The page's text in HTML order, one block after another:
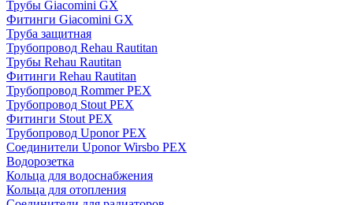
Трубы Giacomini GX
Фитинги Giacomini GX
Труба защитная
Трубопровод Rehau Rautitan
Трубы Rehau Rautitan
Фитинги Rehau Rautitan
Трубопровод Rommer PEX
Трубопровод Stout PEX
Фитинги Stout PEX
Трубопровод Uponor PEX
Соединители Uponor Wirsbo PEX
Водорозетка
Кольца для водоснабжения
Кольца для отопления